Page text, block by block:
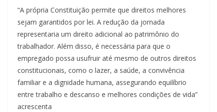
“A própria Constituição permite que direitos melhores
sejam garantidos por lei. A redução da jornada
representaria um direito adicional ao patrimônio do
trabalhador. Além disso, é necessária para que o
empregado possa usufruir até mesmo de outros direitos
constitucionais, como o lazer, a saúde, a convivência
familiar e a dignidade humana, assegurando equilíbrio
entre trabalho e descanso e melhores condições de vida”
acrescenta